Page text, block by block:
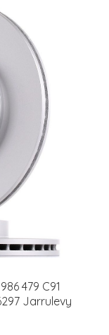
479 C91
Jarrulevy